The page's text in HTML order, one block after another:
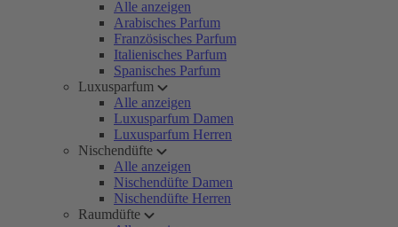
Alle anzeigen
Arabisches Parfum
Französisches Parfum
Italienisches Parfum
Spanisches Parfum
Luxusparfum
Alle anzeigen
Luxusparfum Damen
Luxusparfum Herren
Nischendüfte
Alle anzeigen
Nischendüfte Damen
Nischendüfte Herren
Raumdüfte